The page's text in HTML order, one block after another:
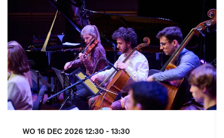
WO 16 DEC 202612:30 - 13:30